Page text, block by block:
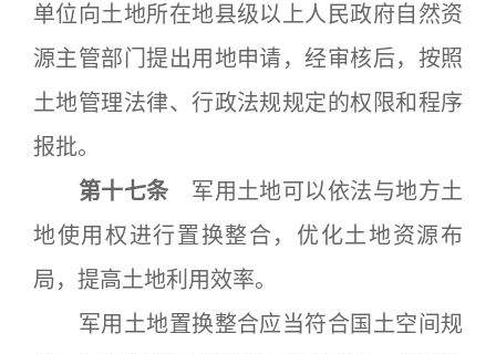
单位向土地所在地县级以上人民政府自然资
源主管部门提出用地申请，经审核后，按照
土地管理法律、行政法规规定的权限和程序
报批。
第十七条 军用土地可以依法与地方土
地使用权进行置换整合，优化土地资源布
局，提高土地利用效率。
军用土地置换整合应当符合国土空间规